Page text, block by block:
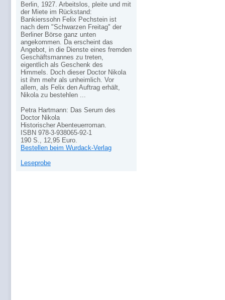
Berlin, 1927. Arbeitslos, pleite und mit
der Miete im Rückstand:
Bankierssohn Felix Pechstein ist
nach dem "Schwarzen Freitag" der
Berliner Börse ganz unten
angekommen. Da erscheint das
Angebot, in die Dienste eines fremden
Geschäftsmannes zu treten,
eigentlich als Geschenk des
Himmels. Doch dieser Doctor Nikola
ist ihm mehr als unheimlich. Vor
allem, als Felix den Auftrag erhält,
Nikola zu bestehlen ...
Petra Hartmann: Das Serum des
Doctor Nikola
Historischer Abenteuerroman.
ISBN 978-3-938065-92-1
190 S., 12,95 Euro.
Bestellen beim Wurdack-Verlag
Leseprobe